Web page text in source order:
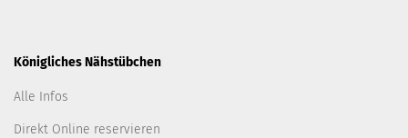
Königliches Nähstübchen
Alle Infos
Direkt Online reservieren